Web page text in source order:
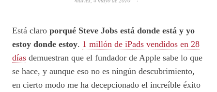
Está claro porqué Steve Jobs está donde está y yo
estoy donde estoy. 1 millón de iPads vendidos en 28
días demuestran que el fundador de Apple sabe lo que
se hace, y aunque eso no es ningún descubrimiento,
en cierto modo me ha decepcionado el increíble éxito